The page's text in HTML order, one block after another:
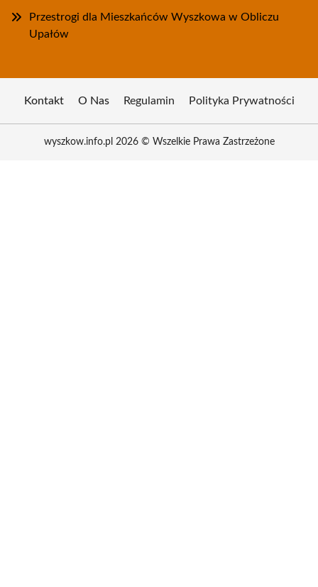
Przestrogi dla Mieszkańców Wyszkowa w Obliczu
Upałów
Kontakt O Nas Regulamin Polityka Prywatności
wyszkow.info.pl 2026 © Wszelkie Prawa Zastrzeżone